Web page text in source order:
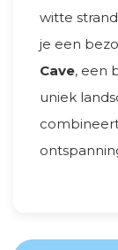
witte
je een
Cave, een
uniek